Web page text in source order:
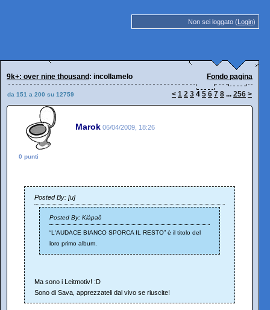
Non sei loggato (Login)
9k+: over nine thousand : incollamelo Fondo pagina
da 151 a 200 su 12759 < 1 2 3 4 5 6 7 8 ... 256 >
Marok 06/04/2009, 18:26
0 punti
Posted By: [u]
Posted By: Klàpač
“L'AUDACE BIANCO SPORCA IL RESTO” è il titolo del
loro primo album.
Ma sono i Leitmotiv! :D
Sono di Sava, apprezzateli dal vivo se riuscite!